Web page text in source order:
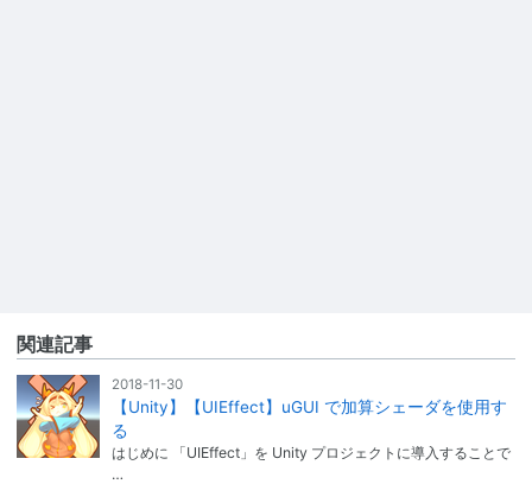
関連記事
2018-11-30
【Unity】【UIEffect】uGUI で加算シェーダを使用す
る
はじめに 「UIEffect」を Unity プロジェクトに導入することで
…